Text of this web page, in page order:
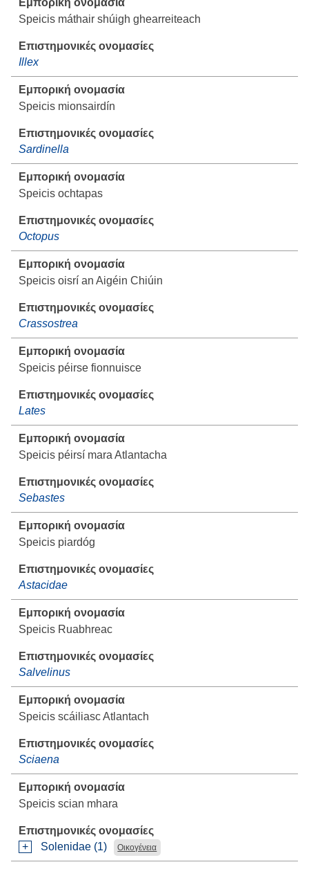
Speicis máthair shúigh ghearreiteach
Illex
Speicis mionsairdín
Sardinella
Speicis ochtapas
Octopus
Speicis oisrí an Aigéin Chiúin
Crassostrea
Speicis péirse fionnuisce
Lates
Speicis péirsí mara Atlantacha
Sebastes
Speicis piardóg
Astacidae
Speicis Ruabhreac
Salvelinus
Speicis scáiliasc Atlantach
Sciaena
Speicis scian mhara
Solenidae (1) Οικογένεια